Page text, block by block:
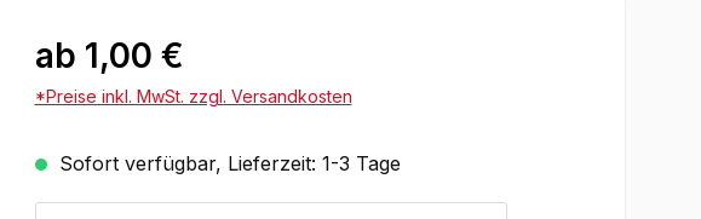
ab 1,00 €
*Preise inkl. MwSt. zzgl. Versandkosten
Sofort verfügbar, Lieferzeit: 1-3 Tage